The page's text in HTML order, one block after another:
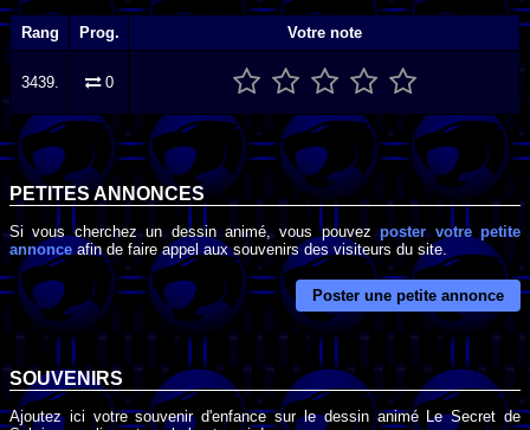
Rang Prog. Votre note
3439. 0
PETITES ANNONCES
Si vous cherchez un dessin animé, vous pouvezposter votre petite
annonce afin de faire appel aux souvenirs des visiteurs du site.
Poster une petite annonce
SOUVENIRS
Ajoutez ici votre souvenir d'enfance sur le dessin animé Le Secret de